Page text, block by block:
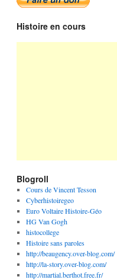
Histoire en cours
Blogroll
Cours de Vincent Tesson
Cyberhistoiregeo
Euro Voltaire Histoire-Géo
HG Van Gogh
histocollege
Histoire sans paroles
http://beaugency.over-blog.com/
http://la-story.over-blog.com/
http://martial.berthot.free.fr/